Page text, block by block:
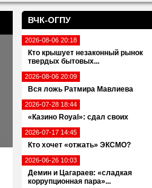
ВЧК-ОГПУ
2026-08-06 20:18
Кто крышует незаконный рынок
твердых бытовых...
2026-08-06 20:09
Вся ложь Ратмира Мавлиева
2026-07-28 18:44
«Казино Royal»: сдал своих
2026-07-17 14:45
Кто хочет «отжать» ЭКСМО?
2026-06-26 10:03
Демин и Цагараев: «сладкая
коррупционная пара»...